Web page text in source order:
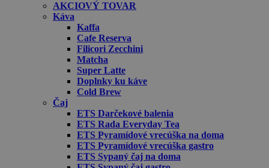
AKCIOVÝ TOVAR
Káva
Kaffa
Cafe Reserva
Filicori Zecchini
Matcha
Super Latte
Doplnky ku káve
Cold Brew
Čaj
ETS Darčekové balenia
ETS Rada Everyday Tea
ETS Pyramídové vrecúška na doma
ETS Pyramídové vrecúška gastro
ETS Sypaný čaj na doma